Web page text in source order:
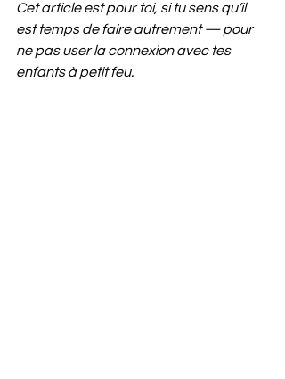
Cet article est pour toi, si tu sens qu’il
est temps de faire autrement — pour
ne pas user la connexion avec tes
enfants à petit feu.